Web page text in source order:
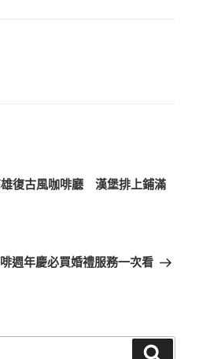
復古風咖啡廳 漢堡排上鋪滿
週年慶必買婚禮服務一次看